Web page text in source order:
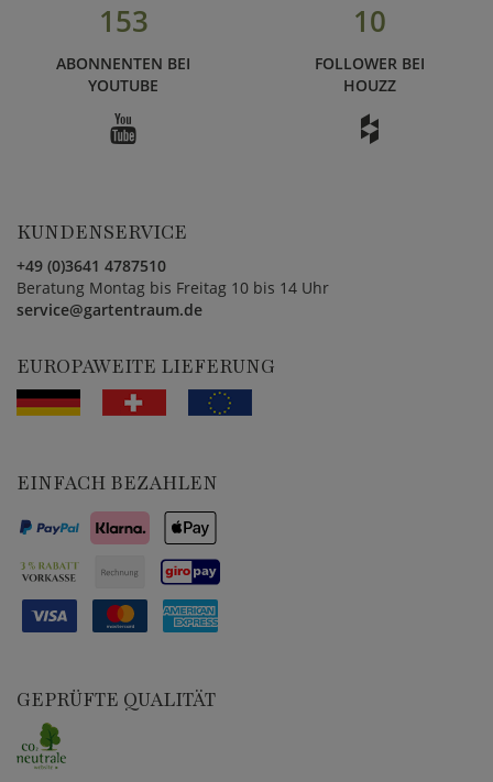
153
ABONNENTEN BEI
YOUTUBE
10
FOLLOWER BEI
HOUZZ
KUNDENSERVICE
+49 (0)3641 4787510
Beratung Montag bis Freitag 10 bis 14 Uhr
service@gartentraum.de
EUROPAWEITE LIEFERUNG
EINFACH BEZAHLEN
GEPRÜFTE QUALITÄT